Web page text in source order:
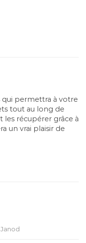
qui permettra à votre
tout au long de
les récupérer grâce à
un vrai plaisir de
Janod